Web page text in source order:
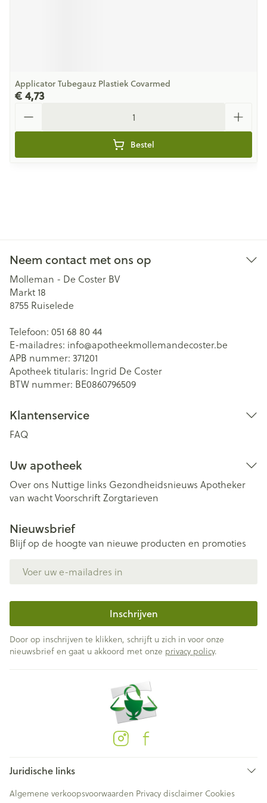
Applicator Tubegauz Plastiek Covarmed
€ 4,73
Bestel
Neem contact met ons op
Molleman - De Coster BV
Markt 18
8755 Ruiselede
Telefoon: 051 68 80 44
E-mailadres: info@apotheekmollemandecoster.be
APB nummer: 371201
Apotheek titularis: Ingrid De Coster
BTW nummer: BE0860796509
Klantenservice
FAQ
Uw apotheek
Over ons Nuttige links Gezondheidsnieuws Apotheker
van wachtVoorschriftZorgtarieven
Nieuwsbrief
Blijf op de hoogte van nieuwe producten en promoties
Inschrijven
Door op inschrijven te klikken, schrijft u zich in voor onze
nieuwsbrief en gaat u akkoord met onze privacy policy.
Juridische links
Algemene verkoopsvoorwaarden Privacy disclaimer Cookies